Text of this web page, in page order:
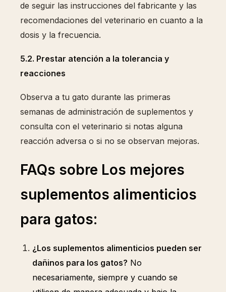
de seguir las instrucciones del fabricante y las
recomendaciones del veterinario en cuanto a la
dosis y la frecuencia.
5.2. Prestar atención a la tolerancia y
reacciones
Observa a tu gato durante las primeras
semanas de administración de suplementos y
consulta con el veterinario si notas alguna
reacción adversa o si no se observan mejoras.
FAQs sobre Los mejores
suplementos alimenticios
para gatos:
¿Los suplementos alimenticios pueden ser
dañinos para los gatos? No
necesariamente, siempre y cuando se